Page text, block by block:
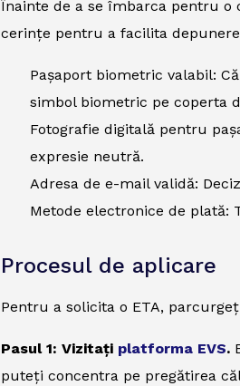
Înainte de a se îmbarca pentru o
cerințe pentru a facilita
Pașaport biometric valabil:
simbol biometric pe coperta
Fotografie digitală pentru
expresie neutră.
Adresa de e-mail validă:
Metode electronice de plată:
Procesul de aplicare
Pentru a solicita o ETA,
Pasul 1: Vizitați platforma EVS.
puteți concentra pe pregătirea